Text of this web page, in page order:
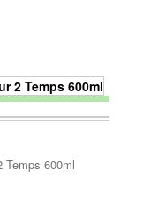
Temps 600ml